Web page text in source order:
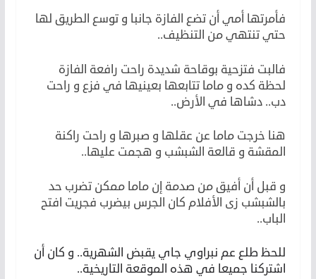
فأمرتها أمي أن تضع الفازة جانبا و توسع الطريق لها
حتي تنتهي من التنظيف..
فالبت فتزحية بوقاحة شديدة راحت رافعة الفازة
لحظة كده و ماما تتابعها بعينيها في فزع و راحت
دب.. دشاها في الأرض..
هنا خرجت ماما عن عقلها و صبرها و راحت راكنة
المقشة و قالعة الشبشب و هجمت عليها..
و قبل أن أفيق من صدمة إن ماما ممكن تضرب حد
بالشبشب زى الأفلام كان الجرس بيضرب فجريت افتح
الباب..
للحظ طلع عم نبراوي جاي يقبض الشهرية.. و كان أن
اشتركنا جميعا في هذه الموقعة التاريخية..